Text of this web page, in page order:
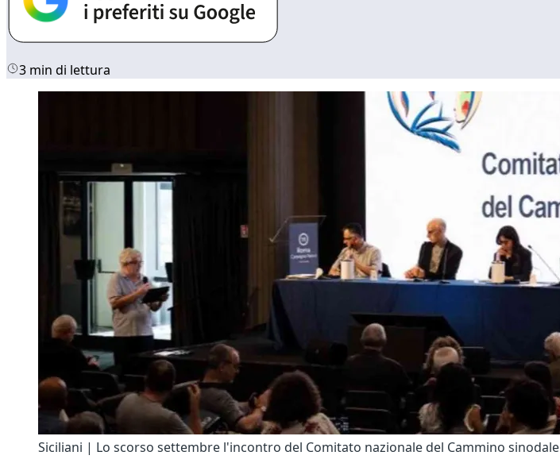
3 min di lettura
Siciliani | Lo scorso settembre l'incontro del Comitato nazionale del Cammino sinodale